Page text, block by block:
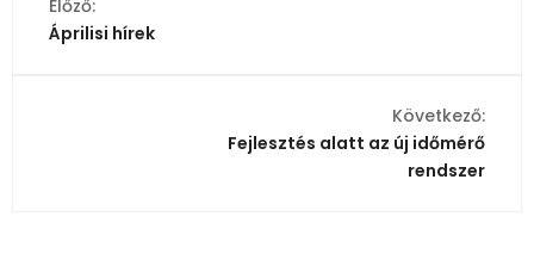
Előző:
Áprilisi hírek
Következő:
Fejlesztés alatt az új időmérő
rendszer